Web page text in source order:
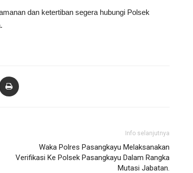
dan ketertiban segera hubungi Polsek
Info selanjutnya
Waka Polres Pasangkayu Melaksanakan
Verifikasi Ke Polsek Pasangkayu Dalam Rangka
Mutasi Jabatan.